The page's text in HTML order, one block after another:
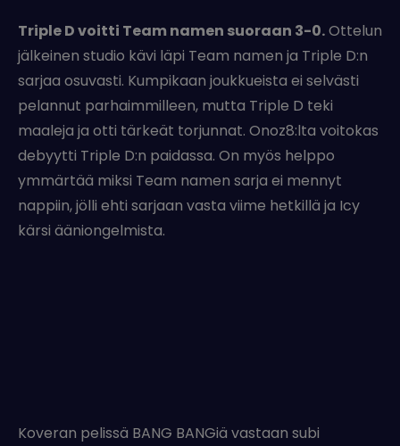
Triple D voitti Team namen suoraan 3-0.Ottelun
jälkeinen studio kävi läpi Team namen ja Triple D:n
sarjaa osuvasti. Kumpikaan joukkueista ei selvästi
pelannut parhaimmilleen, mutta Triple D teki
maaleja ja otti tärkeät torjunnat. Onoz8:lta voitokas
debyytti Triple D:n paidassa. On myös helppo
ymmärtää miksi Team namen sarja ei mennyt
nappiin, jölli ehti sarjaan vasta viime hetkillä ja Icy
kärsi ääniongelmista.
Koveran pelissä BANG BANGiä vastaan subi